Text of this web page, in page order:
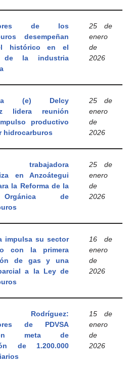
de los
desempeñan
histórico en el
de la industria
25 de
enero
de
2026
(e) Delcy
lidera reunión
productivo
hidrocarburos
25 de
enero
de
2026
trabajadora
en Anzoátegui
la Reforma de la
de
25 de
enero
de
2026
impulsa su sector
con la primera
de gas y una
a la Ley de
16 de
enero
de
2026
Rodríguez:
de PDVSA
meta de
de 1.200.000
15 de
enero
de
2026